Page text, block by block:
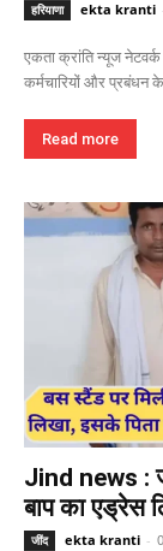
हरियाणा ekta kranti
एकता क्रांति न्यूज
कर्मचारियों और प्रबंधन
Read more
Jind news :
बाप का एड्रेस
जींद ekta kranti -